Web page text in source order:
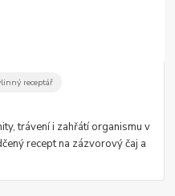
receptář
trávení i zahřátí organismu v
recept na zázvorový čaj a